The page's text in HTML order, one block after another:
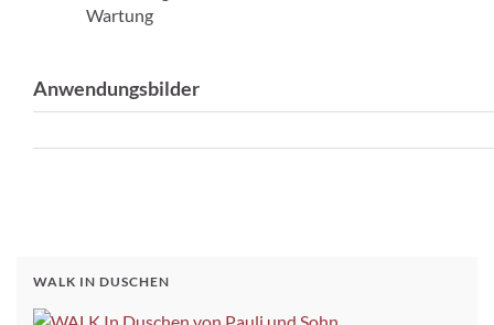
Wartung
Anwendungsbilder
WALK IN DUSCHEN